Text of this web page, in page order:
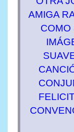
AMIGA
COMO